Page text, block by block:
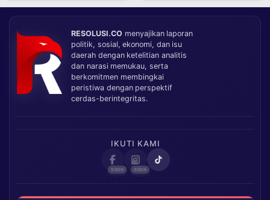
RESOLUSI.CO menyajikan laporan
politik, sosial, ekonomi, dan isu
daerah dengan ketelitian analitis
dan narasi memukau, serta
berkomitmen membingkai
peristiwa dengan perspektif
cerdas-berintegritas.
IKUTI KAMI